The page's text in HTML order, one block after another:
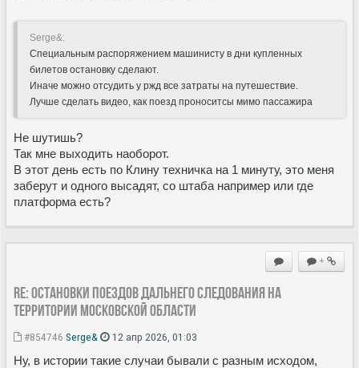
Serge&:
Специальным распоряжением машинисту в дни купленных
билетов остановку сделают.
Иначе можно отсудить у ржд все затраты на путешествие.
Лучше сделать видео, как поезд проноситсы мимо пассажира
Не шутишь?
Так мне выходить наоборот.
В этот день есть по Клину техничка на 1 минуту, это меня
заберут и одного высадят, со штаба например или где
платформа есть?
+
Re: Остановки поездов дальнего следования на
территории Московской области
#854746 Serge& 12 апр 2026, 01:03
Ну, в истории такие случаи бывали с разным исходом,